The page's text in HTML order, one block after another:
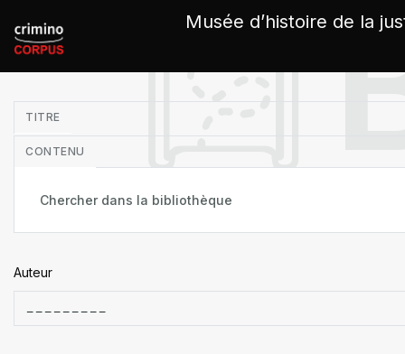
Musée d’histoire de la
TITRE
CONTENU
Auteur
Panneau de gestion des cookies